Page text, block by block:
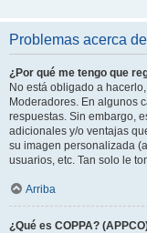
Problemas acerca
¿Por qué me tengo que
No está obligado a
Moderadores. En algunos
respuestas. Sin embargo,
adicionales y/o ventajas
su imagen personalizada
usuarios, etc. Tan solo le
Arriba
¿Qué es COPPA?